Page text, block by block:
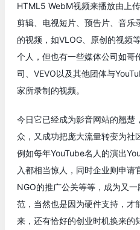
HTML5 WebM视频来播放由上
剪辑、电视短片、预告片、音乐
的视频，如VLOG、原创的视频
个人，但也有一些媒体公司如哥
司、VEVO以及其他团体与
家所录制的视频。
今日它已经成为影音网站的翘楚
众，又成功把庞大流量转变为社
例如每年YouTube名人的演出
入都相当惊人，同时企业则申请
NGO的推广公关等等，成为又
范，当然也是因为硬件支持，才
来，还有恰好的创业时机换来的